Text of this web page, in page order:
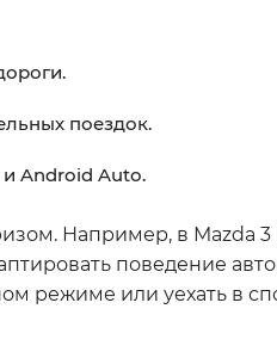
поездок.
Android Auto.
Например, в Mazda 3
поведение
режиме или уехать в